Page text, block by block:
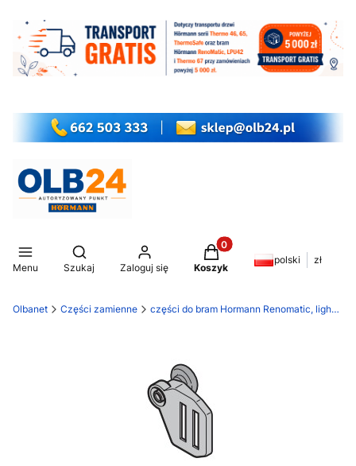
Menu
Otwórz wyszukiwarkę
Szukaj Zaloguj się
Produkty w koszyku: 0.
Koszyk
polski zł
Olbanet Części zamienne części do bram Hormann Renomatic, light EcoStar